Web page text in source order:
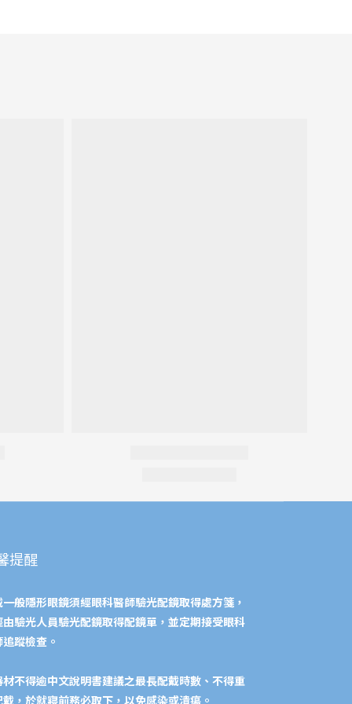
提醒
般隱形眼鏡須經眼科醫師驗光配鏡取得處方箋，
由驗光人員驗光配鏡取得配鏡單，並定期接受眼科
蹤檢查。
材不得逾中文說明書建議之最長配戴時數、不得重
，於就寢前務必取下，以免感染或潰瘍。